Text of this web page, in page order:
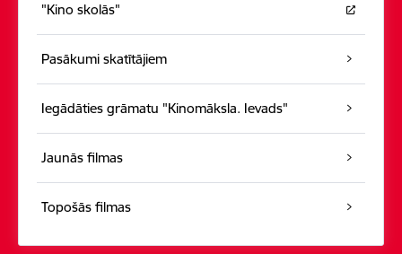
"Kino skolās"
Pasākumi skatītājiem
Iegādāties grāmatu "Kinomāksla. Ievads"
Jaunās filmas
Topošās filmas